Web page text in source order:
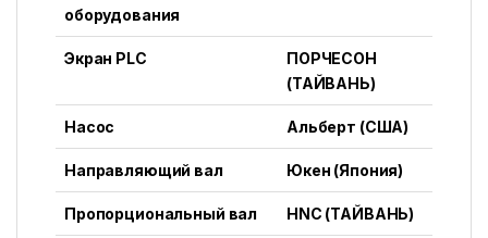
оборудования
Экран PLC
ПОРЧЕСОН
(ТАЙВАНЬ)
Насос Альберт (США)
Направляющий вал Юкен (Япония)
Пропорциональный вал HNC (ТАЙВАНЬ)